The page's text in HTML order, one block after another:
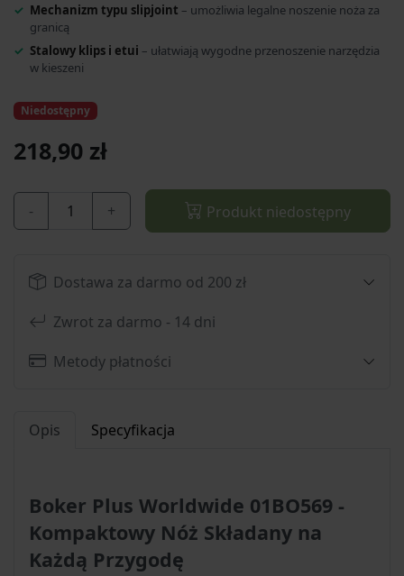
Mechanizm typu slipjoint – umożliwia legalne noszenie noża za
granicą
Stalowy klips i etui – ułatwiają wygodne przenoszenie narzędzia
w kieszeni
Niedostępny
218,90 zł
- + Produkt niedostępny
Dostawa za darmo od 200 zł
Zwrot za darmo - 14 dni
Metody płatności
Opis Specyfikacja
Boker Plus Worldwide 01BO569 -
Kompaktowy Nóż Składany na
Każdą Przygodę